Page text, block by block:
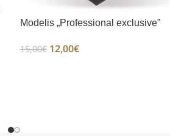
Modelis „Professional exclusive”
15,00€ 12,00€